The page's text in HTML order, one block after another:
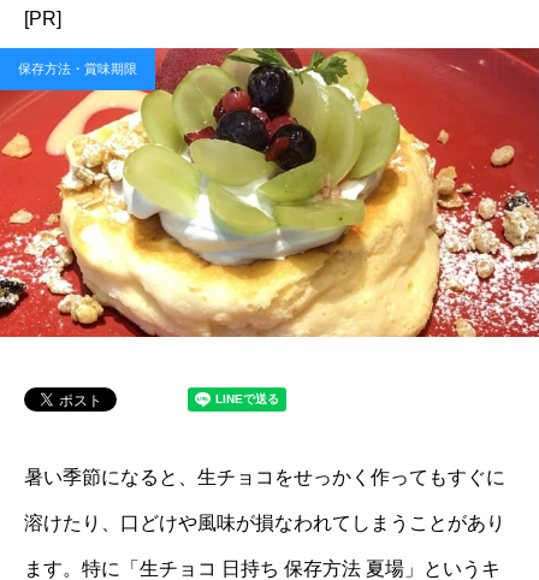
[PR]
保存方法・賞味期限
暑い季節になると、生チョコをせっかく作ってもすぐに
溶けたり、口どけや風味が損なわれてしまうことがあり
ます。特に「生チョコ 日持ち 保存方法 夏場」というキ